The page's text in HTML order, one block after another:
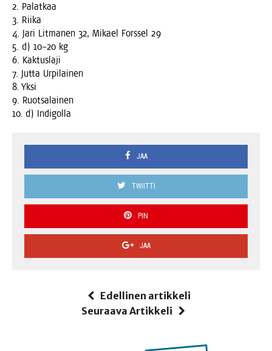
2. Palatkaa
3. Riika
4. Jari Lit­ma­nen 32, Mikael Fors­sel 29
5. d) 10–20 kg
6. Kaktuslaji
7. Jut­ta Urpilainen
8. Yksi
9. Ruotsalainen
10. d) Indigolla
JAA
TWIITTI
PIN
JAA
Edellinen artikkeli
Seuraava Artikkeli